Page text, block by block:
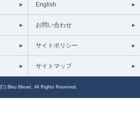
English
お問い合わせ
サイトポリシー
サイトマップ
Bleu Bleuet. All Rights Reserved.